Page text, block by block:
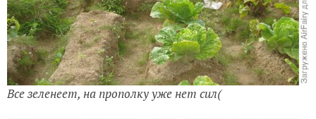
Все зеленеет, на прополку уже нет сил(